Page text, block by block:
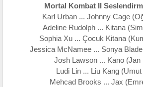
Mortal Kombat II
Karl Urban ... Johnny Cage
Adeline Rudolph ... Kitana
Sophia Xu ... Çocuk Kitana
Jessica McNamee ... Sonya
Josh Lawson ... Kano (Jan
Ludi Lin ... Liu Kang
Mehcad Brooks ... Jax